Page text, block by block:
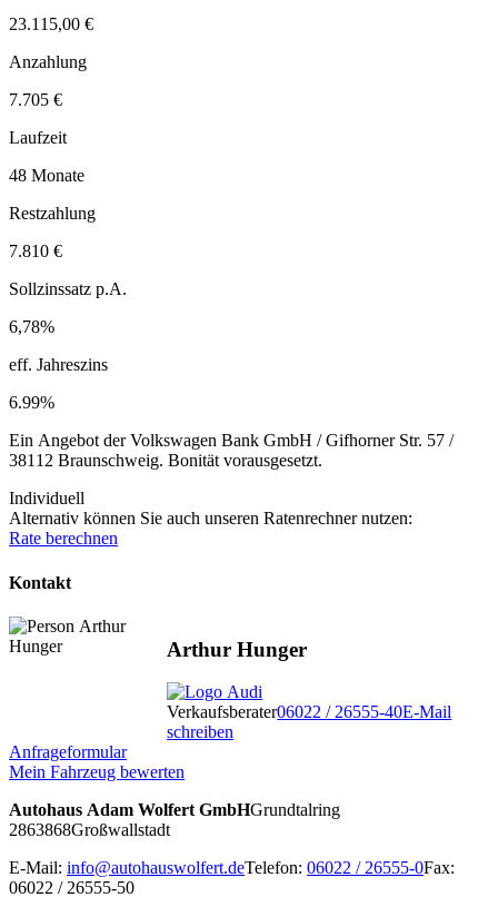
23.115,00 €
Anzahlung
7.705 €
Laufzeit
48 Monate
Restzahlung
7.810 €
Sollzinssatz p.A.
6,78%
eff. Jahreszins
6.99%
Ein Angebot der Volkswagen Bank GmbH / Gifhorner Str. 57 /
38112 Braunschweig. Bonität vorausgesetzt.
Individuell
Alternativ können Sie auch unseren Ratenrechner nutzen:
Rate berechnen
Kontakt
Arthur Hunger
Verkaufsberater06022 / 26555-40E-Mail
schreiben
Anfrageformular
Mein Fahrzeug bewerten
Autohaus Adam Wolfert GmbHGrundtalring
2863868Großwallstadt
E-Mail: info@autohauswolfert.deTelefon: 06022 / 26555-0Fax:
06022 / 26555-50